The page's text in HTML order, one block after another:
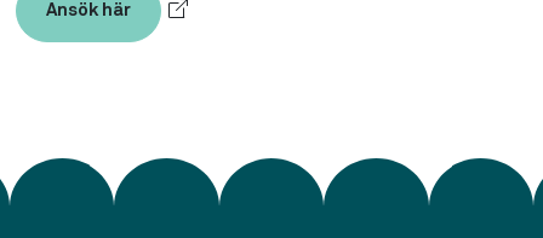
Ansök här